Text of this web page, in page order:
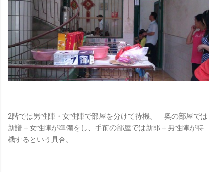
2階では男性陣・女性陣で部屋を分けて待機。 奥の部屋では
新譜＋女性陣が準備をし、手前の部屋では新郎＋男性陣が待
機するという具合。